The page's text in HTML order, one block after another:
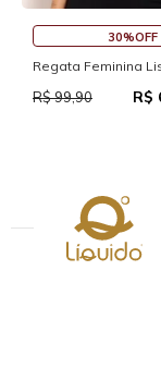
30%OFF
Feminina Lisa
99,90 R$ 69,93